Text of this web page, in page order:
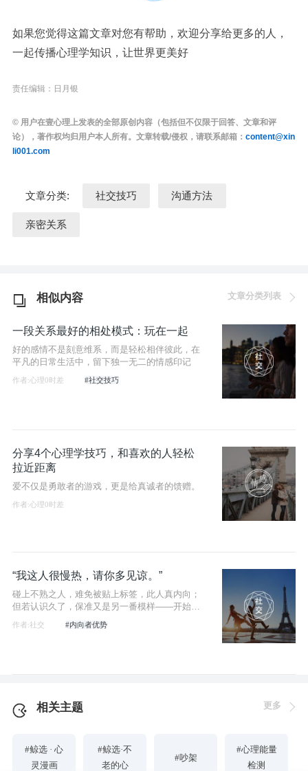
如果您觉得这篇文章对您有帮助，欢迎分享给更多的人，
一起传播心理学知识，让世界更美好
责任编辑：日月银
© 用户在壹心理上发表的全部原创内容（包括但不仅限于回答、文章和评
论），著作权均归用户本人所有。文章转载/侵权，请联系邮箱： content@xin
li001.com
文章分类: 社交技巧 沟通方法
亲密关系
相似内容 文章分类列表
一段关系最好的相处模式：玩在一起
好的感情不是刻意维系，而是轻松相伴彼此，在
平凡的日常生活中，留下独一无二的情感印记
作者:心理0时差 #社交技巧
分享4个心理学技巧，和喜欢的人轻松
拉近距离
爱不仅是勇敢者的游戏，更是给真诚者的馈赠。
作者:心理0时差
“我这人很慢热，请你多见谅。”
碰上不熟之人，难免被贴上标签，此人真内向；
但若认识久了，保准又是另一番模样——开始冷
冰冰，熟了话痨精。
作者:社交 #内向者优势
相关主题 更多
#鲸选 · 心
灵漫画
#鲸选·不
老的心
#吵架
#心理能量
检测